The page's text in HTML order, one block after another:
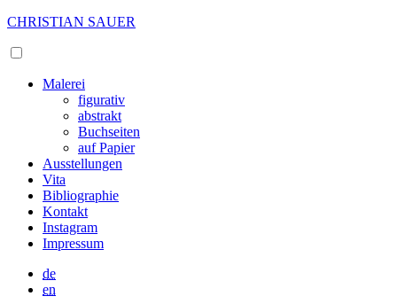
CHRISTIAN SAUER
Malerei
figurativ
abstrakt
Buchseiten
auf Papier
Ausstellungen
Vita
Bibliographie
Kontakt
Instagram
Impressum
de
en